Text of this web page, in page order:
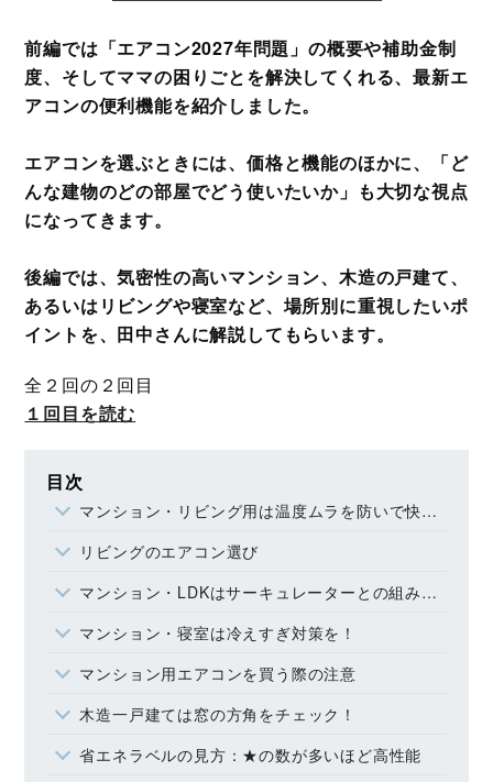
前編では「エアコン2027年問題」の概要や補助金制
度、そしてママの困りごとを解決してくれる、最新エ
アコンの便利機能を紹介しました。
エアコンを選ぶときには、価格と機能のほかに、「ど
んな建物のどの部屋でどう使いたいか」も大切な視点
になってきます。
後編では、気密性の高いマンション、木造の戸建て、
あるいはリビングや寝室など、場所別に重視したいポ
イントを、田中さんに解説してもらいます。
全２回の２回目
１回目を読む
目次
マンション・リビング用は温度ムラを防いで快適さを追求
リビングのエアコン選び
マンション・LDKはサーキュレーターとの組み合わせで快適に！
マンション・寝室は冷えすぎ対策を！
マンション用エアコンを買う際の注意
木造一戸建ては窓の方角をチェック！
省エネラベルの見方：★の数が多いほど高性能